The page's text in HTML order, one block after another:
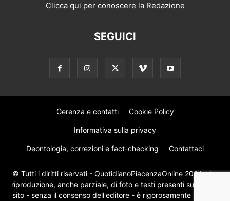
Clicca qui per conoscere la Redazione
SEGUICI
Gerenza e contatti Cookie Policy
Informativa sulla privacy
Deontologia, correzioni e fact-checking Contattaci
© Tutti i diritti riservati - QuotidianoPiacenzaOnline 2024 - La
riproduzione, anche parziale, di foto e testi presenti su questo
sito - senza il consenso dell'editore - è rigorosamente vietata.